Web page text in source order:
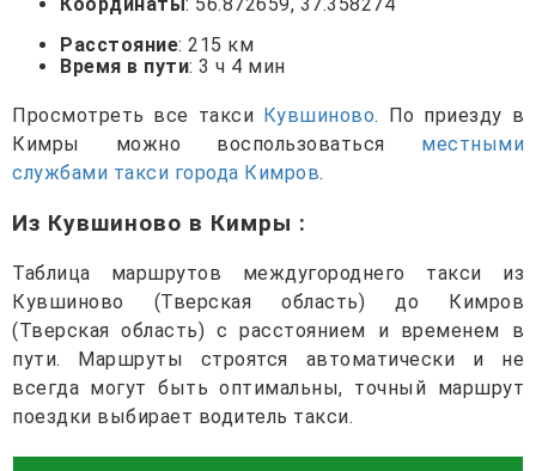
Расстояние: 215 км
Время в пути: 3 ч 4 мин
Просмотреть все такси Кувшиново. По приезду в
Кимры можно воспользоваться местными
службами такси города Кимров.
Из Кувшиново в Кимры :
Таблица маршрутов междугороднего такси из
Кувшиново (Тверская область) до Кимров
(Тверская область) с расстоянием и временем в
пути. Маршруты строятся автоматически и не
всегда могут быть оптимальны, точный маршрут
поездки выбирает водитель такси.